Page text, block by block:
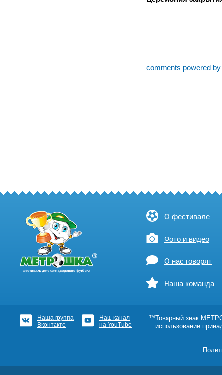
comments powered
О фестивале
Фото и видео
О нас говорят
Наша команда
Наша группа
Вконтакте
Наш канал
на YouTube
™Товарный знак
использование